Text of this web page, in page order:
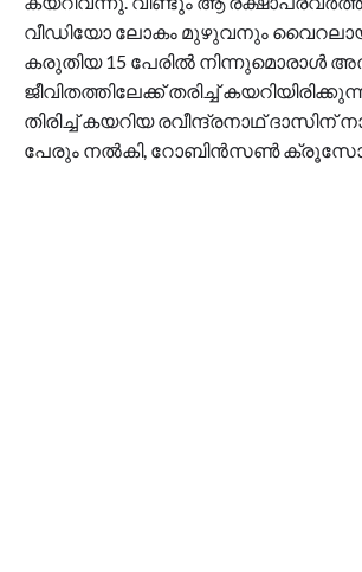
വീഡിയോ ലോകം മുഴുവനും വൈറലായി.
കരുതിയ 15 പേരില്‍ നിന്നുമൊരാൾ
ജീവിതത്തിലേക്ക് തരിച്ച്
തിരിച്ച് കയറിയ രവീന്ദ്രനാഥ് ദാസിന്
പേരും നല്‍കി, റോബിന്‍സണ്‍